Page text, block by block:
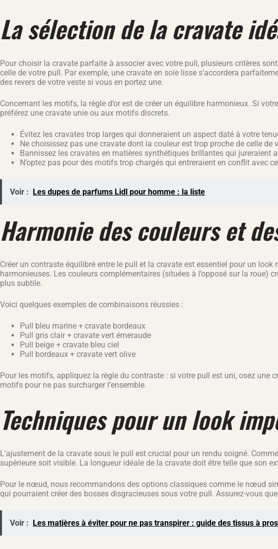
La sélection de la cravate
Pour choisir la cravate parfaite à associer avec votre pull, plusieurs critères
celle de votre pull. Par exemple, une cravate en soie lisse s’accordera
des revers de votre veste si vous en portez une.
Concernant les motifs, la règle d’or est de créer un équilibre harmonieux. Si
préférez une cravate unie ou aux motifs discrets.
Évitez les cravates trop larges qui donneraient un aspect daté à votre
Ne choisissez pas une cravate dont la couleur est trop proche de celle de
Bannissez les cravates en matières synthétiques brillantes qui jureraient
N’optez pas pour des motifs trop chargés qui entreraient en conflit avec
Voir : Les dupes de parfums Lidl pour homme : la liste
Harmonie des couleurs et
Créer un contraste équilibré entre le pull et la cravate est essentiel pour un
harmonieuses. Les couleurs complémentaires (situées à l’opposé sur la
plus subtile.
Voici quelques exemples de combinaisons réussies :
Pull bleu marine + cravate bordeaux
Pull gris clair + cravate vert émeraude
Pull beige + cravate bleu ciel
Pull bordeaux + cravate vert olive
Pour les motifs, appliquez la règle du contraste : si votre pull est uni, osez
motifs pour ne pas surcharger l’ensemble.
Techniques pour un look
L’ajustement de la cravate sous le pull est crucial pour un rendu soigné.
supérieure soit visible. La longueur idéale de la cravate doit être telle que son
Pour le nœud, nous recommandons des options classiques comme le nœud
qui pourraient créer des bosses disgracieuses sous votre pull. Assurez-vous
Voir : Les matières à éviter pour ne pas transpirer : guide des tissus à